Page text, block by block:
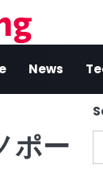
News
ポー